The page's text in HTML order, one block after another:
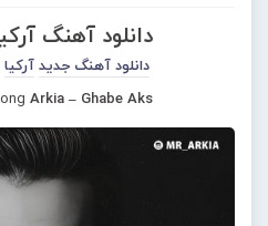
دانلود آهنگ
دانلود آهنگ جدید آرکیا
Arkia – Ghabe Aks